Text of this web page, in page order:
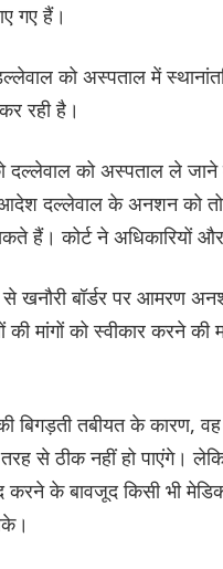
गए हैं।
को अस्पताल में
रही है।
दल्लेवाल को अस्पताल ले जाने
आदेश दल्लेवाल के अनशन को
हैं। कोर्ट ने अधिकारियों और
खनौरी बॉर्डर पर आमरण
की मांगों को स्वीकार करने
बिगड़ती तबीयत के कारण,
से ठीक नहीं हो पाएंगे।
करने के बावजूद किसी भी